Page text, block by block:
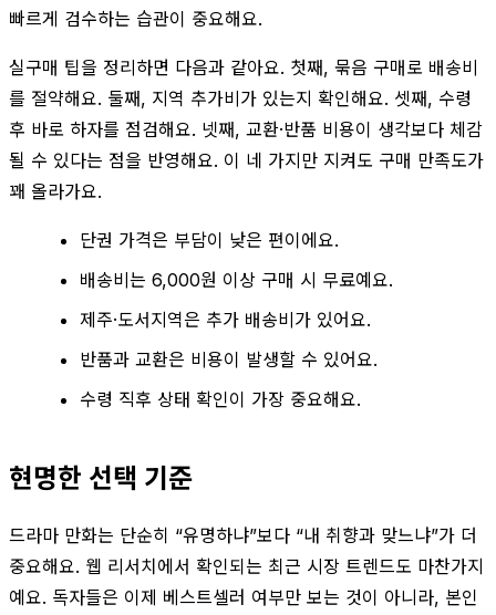
빠르게 검수하는 습관이 중요해요.
실구매 팁을 정리하면 다음과 같아요. 첫째, 묶음 구매로 배송비
를 절약해요. 둘째, 지역 추가비가 있는지 확인해요. 셋째, 수령
후 바로 하자를 점검해요. 넷째, 교환·반품 비용이 생각보다 체감
될 수 있다는 점을 반영해요. 이 네 가지만 지켜도 구매 만족도가
꽤 올라가요.
단권 가격은 부담이 낮은 편이에요.
배송비는 6,000원 이상 구매 시 무료예요.
제주·도서지역은 추가 배송비가 있어요.
반품과 교환은 비용이 발생할 수 있어요.
수령 직후 상태 확인이 가장 중요해요.
현명한 선택 기준
드라마 만화는 단순히 “유명하냐”보다 “내 취향과 맞느냐”가 더
중요해요. 웹 리서치에서 확인되는 최근 시장 트렌드도 마찬가지
예요. 독자들은 이제 베스트셀러 여부만 보는 것이 아니라, 본인